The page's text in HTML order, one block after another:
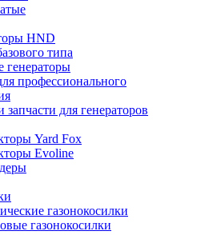
HND
типа
генераторы
профессионального
запчасти для генераторов
Yard Fox
Evoline
газонокосилки
газонокосилки